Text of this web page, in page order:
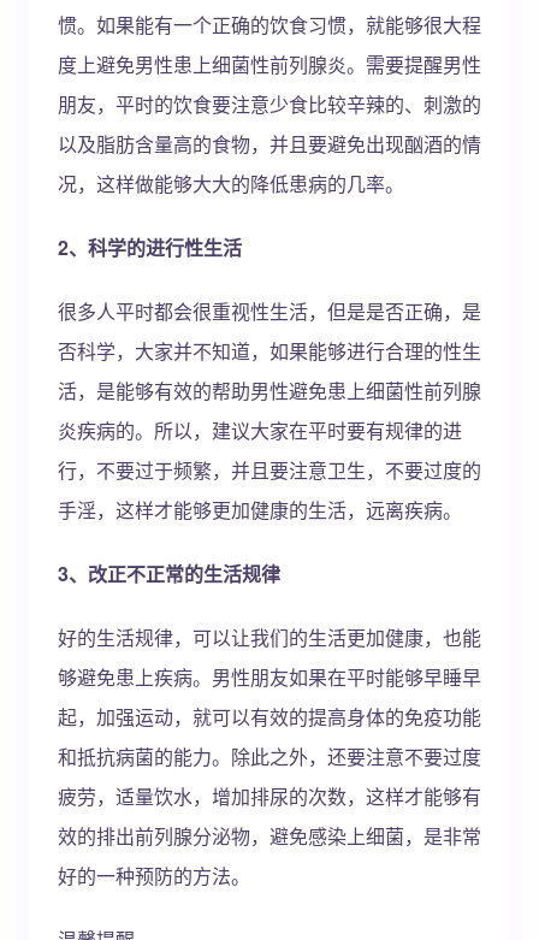
惯。如果能有一个正确的饮食习惯，就能够很大程
度上避免男性患上细菌性前列腺炎。需要提醒男性
朋友，平时的饮食要注意少食比较辛辣的、刺激的
以及脂肪含量高的食物，并且要避免出现酗酒的情
况，这样做能够大大的降低患病的几率。
2、科学的进行性生活
很多人平时都会很重视性生活，但是是否正确，是
否科学，大家并不知道，如果能够进行合理的性生
活，是能够有效的帮助男性避免患上细菌性前列腺
炎疾病的。所以，建议大家在平时要有规律的进
行，不要过于频繁，并且要注意卫生，不要过度的
手淫，这样才能够更加健康的生活，远离疾病。
3、改正不正常的生活规律
好的生活规律，可以让我们的生活更加健康，也能
够避免患上疾病。男性朋友如果在平时能够早睡早
起，加强运动，就可以有效的提高身体的免疫功能
和抵抗病菌的能力。除此之外，还要注意不要过度
疲劳，适量饮水，增加排尿的次数，这样才能够有
效的排出前列腺分泌物，避免感染上细菌，是非常
好的一种预防的方法。